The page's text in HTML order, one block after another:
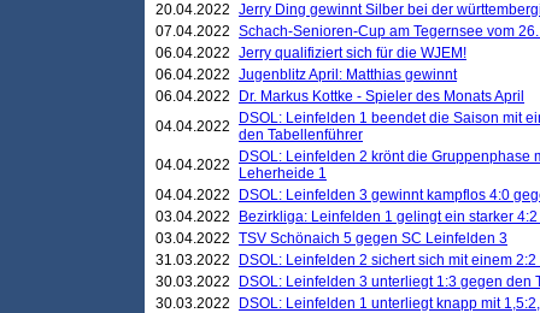
20.04.2022 Jerry Ding gewinnt Silber bei der
07.04.2022 Schach-Senioren-Cup am Tegernsee vom
06.04.2022 Jerry qualifiziert sich für die WJEM!
06.04.2022 Jugenblitz April: Matthias gewinnt
06.04.2022
Dr. Markus Kottke - Spieler des Monats April
04.04.2022
DSOL: Leinfelden 1 beendet die Saison mit
den Tabellenführer
04.04.2022
DSOL: Leinfelden 2 krönt die Gruppenphase
Leherheide 1
04.04.2022
DSOL: Leinfelden 3 gewinnt kampflos 4:0
03.04.2022
Bezirkliga: Leinfelden 1 gelingt ein starker
03.04.2022 TSV Schönaich 5 gegen SC Leinfelden 3
31.03.2022
DSOL: Leinfelden 2 sichert sich mit einem
30.03.2022
DSOL: Leinfelden 3 unterliegt 1:3 gegen den
30.03.2022
DSOL: Leinfelden 1 unterliegt knapp mit